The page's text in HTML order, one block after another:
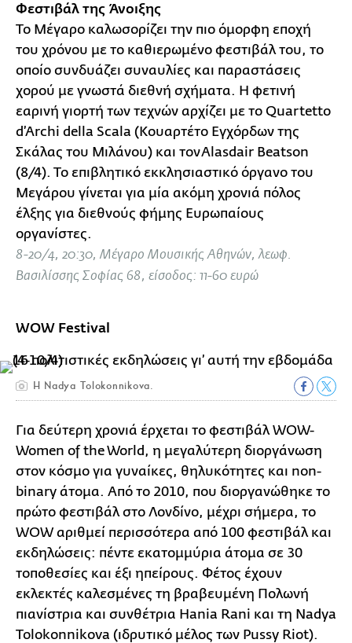
Φεστιβάλ της Άνοιξης
Το Μέγαρο καλωσορίζει την πιο όμορφη εποχή
του χρόνου με το καθιερωμένο φεστιβάλ του, το
οποίο συνδυάζει συναυλίες και παραστάσεις
χορού με γνωστά διεθνή σχήματα. Η φετινή
εαρινή γιορτή των τεχνών αρχίζει με το Quartetto
d’Archi della Scala (Κουαρτέτο Εγχόρδων της
Σκάλας του Μιλάνου) και τον Alasdair Beatson
(8/4). To επιβλητικό εκκλησιαστικό όργανο του
Μεγάρου γίνεται για μία ακόμη χρονιά πόλος
έλξης για διεθνούς φήμης Ευρωπαίους
οργανίστες.
8-20/4, 20:30, Μέγαρο Μουσικής Αθηνών, λεωφ.
Βασιλίσσης Σοφίας 68, είσοδος: 11-60 ευρώ
WOW Festival
Η Nadya Tolokonnikova.
Για δεύτερη χρονιά έρχεται το φεστιβάλ WOW-
Women of the World, η μεγαλύτερη διοργάνωση
στον κόσμο για γυναίκες, θηλυκότητες και non-
binary άτομα. Από το 2010, που διοργανώθηκε το
πρώτο φεστιβάλ στο Λονδίνο, μέχρι σήμερα, το
WOW αριθμεί περισσότερα από 100 φεστιβάλ και
εκδηλώσεις: πέντε εκατομμύρια άτομα σε 30
τοποθεσίες και έξι ηπείρους. Φέτος έχουν
εκλεκτές καλεσμένες τη βραβευμένη Πολωνή
πιανίστρια και συνθέτρια Hania Rani και τη Nadya
Tolokonnikova (ιδρυτικό μέλος των Pussy Riot).